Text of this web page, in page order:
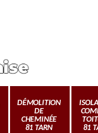
DÉMOLITION
DE
CHEMINÉE
81 TARN
81